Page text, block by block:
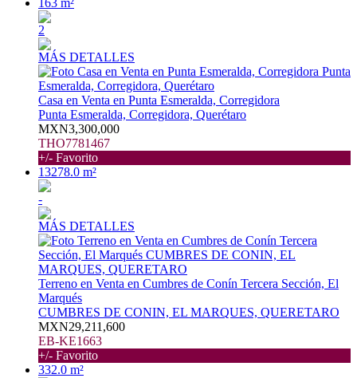
163 m²
2
MÁS DETALLES
Casa en Venta en Punta Esmeralda, Corregidora
Punta Esmeralda, Corregidora, Querétaro
MXN3,300,000
THO7781467
+/- Favorito
13278.0 m²
-
MÁS DETALLES
Terreno en Venta en Cumbres de Conín Tercera Sección, El
Marqués
CUMBRES DE CONIN, EL MARQUES, QUERETARO
MXN29,211,600
EB-KE1663
+/- Favorito
332.0 m²